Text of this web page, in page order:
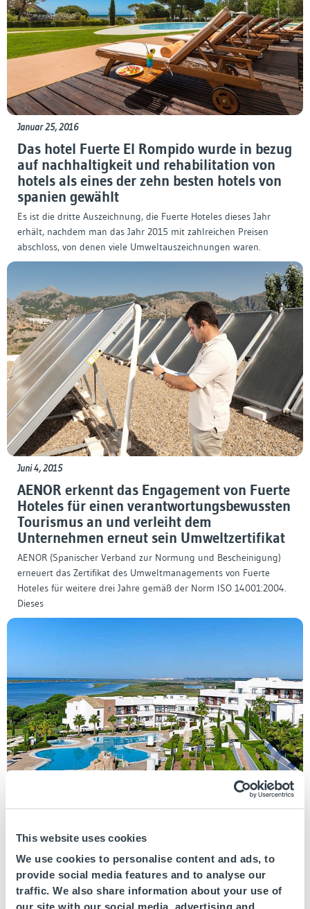
This website uses cookies
We use cookies to personalise content and ads, to
provide social media features and to analyse our
traffic. We also share information about your use of
Das hotel Fuerte El Rompido wurde in bezug
auf nachhaltigkeit und rehabilitation von
hotels als eines der zehn besten hotels von
spanien gewählt
Januar 25, 2016
Es ist die dritte Auszeichnung, die Fuerte Hoteles dieses Jahr
erhält, nachdem man das Jahr 2015 mit zahlreichen Preisen
abschloss, von denen viele Umweltauszeichnungen waren.
AENOR erkennt das Engagement von Fuerte
Hoteles für einen verantwortungsbewussten
Tourismus an und verleiht dem
Unternehmen erneut sein Umweltzertifikat
Juni 4, 2015
AENOR (Spanischer Verband zur Normung und Bescheinigung)
erneuert das Zertifikat des Umweltmanagements von Fuerte
Hoteles für weitere drei Jahre gemäß der Norm ISO 14001:2004.
Dieses
Laut dem Reiseveranstalter TUI gehört
Fuerte Hoteles zu den nachhaltigsten Hotels
der Welt
Marbella, 14.01.2015 Für den deutschen Reiseveranstalter TUI